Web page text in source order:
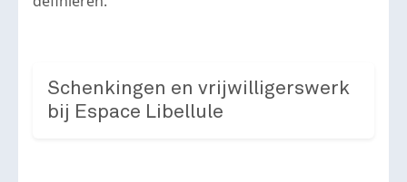
Schenkingen en vrijwilligerswerk
bij Espace Libellule